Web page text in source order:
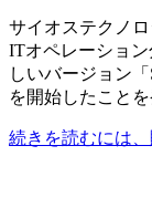
サイオステクノ
ITオペレーショ
しいバージョン
を開始したことを
続きを読むには、